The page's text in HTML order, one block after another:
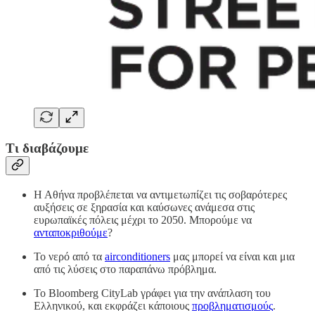
Τι διαβάζουμε
Η Αθήνα προβλέπεται να αντιμετωπίζει τις σοβαρότερες
αυξήσεις σε ξηρασία και καύσωνες ανάμεσα στις
ευρωπαϊκές πόλεις μέχρι το 2050. Μπορούμε να
ανταποκριθούμε?
Το νερό από τα airconditioners μας μπορεί να είναι και μια
από τις λύσεις στο παραπάνω πρόβλημα.
Το Bloomberg CityLab γράφει για την ανάπλαση του
Ελληνικού, και εκφράζει κάποιους προβληματισμούς.